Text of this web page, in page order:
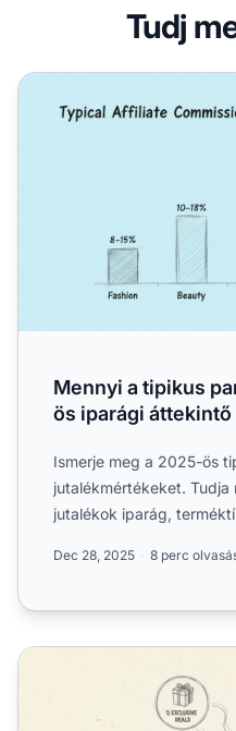
Tudj
Mennyi a tipikus partneri
Mennyi a tipikus
ös iparági áttekintő
Ismerje meg a 2025-ös
jutalékmértékeket.
jutalékok iparág,
Dec 28, 2025 8 perc
Miért fontosak a